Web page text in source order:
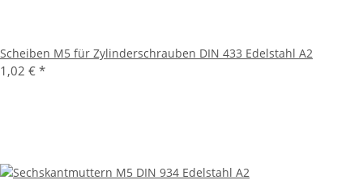
Scheiben M5 für Zylinderschrauben DIN 433 Edelstahl A2
1,02 € *